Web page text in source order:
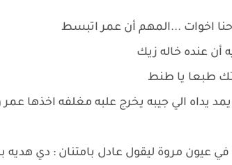
اخوات ...المهم أن عمر اتبسط
أن عنده خاله زيك
طبعا يا طنط
يداه الي جيبه يخرج علبه مغلفه اخذها
في عيون مروة ليقول عادل بامتنان : دي